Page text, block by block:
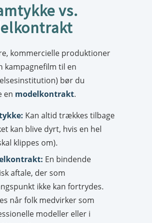
vs.
kommercielle produktioner
kampagnefilm til en
bør du
en modelkontrakt.
Kan altid trækkes tilbage
kan blive dyrt, hvis en hel
klippes om).
En bindende
aftale, der som
ikke kan fortrydes.
når folk medvirker som
modeller eller i